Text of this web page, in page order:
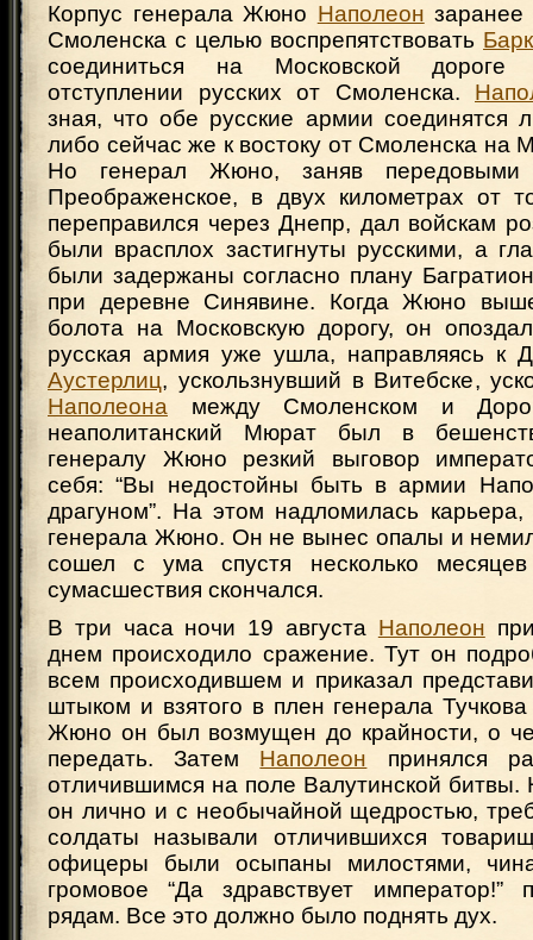
Корпус генерала Жюно Наполеон заранее
Смоленска с целью воспрепятствовать
соединиться на Московской
отступлении русских от Смоленска.
зная, что обе русские армии соединятся
либо сейчас же к востоку от Смоленска на
Но генерал Жюно, заняв передовыми
Преображенское, в двух километрах от
переправился через Днепр, дал войскам
были врасплох застигнуты русскими, а
были задержаны согласно плану
при деревне Синявине. Когда Жюно
болота на Московскую дорогу, он
русская армия уже ушла, направляясь к
Аустерлиц, ускользнувший в Витебске,
Наполеона между Смоленском и
неаполитанский Мюрат был в
генералу Жюно резкий выговор
себя: “Вы недостойны быть в армии
драгуном”. На этом надломилась
генерала Жюно. Он не вынес опалы и
сошел с ума спустя несколько
сумасшествия скончался.
В три часа ночи 19 августа Наполеон
днем происходило сражение. Тут он
всем происходившем и приказал
штыком и взятого в плен генерала
Жюно он был возмущен до крайности, о
передать. Затем Наполеон принялся
отличившимся на поле Валутинской битвы.
он лично и с необычайной щедростью,
солдаты называли отличившихся
офицеры были осыпаны милостями,
громовое “Да здравствует император!”
рядам. Все это должно было поднять дух.